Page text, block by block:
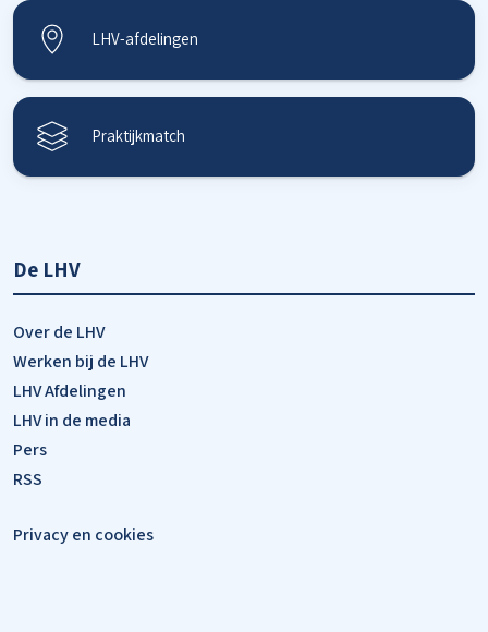
LHV-afdelingen
Praktijkmatch
De LHV
Over de LHV
Werken bij de LHV
LHV Afdelingen
LHV in de media
Pers
RSS
Privacy en cookies